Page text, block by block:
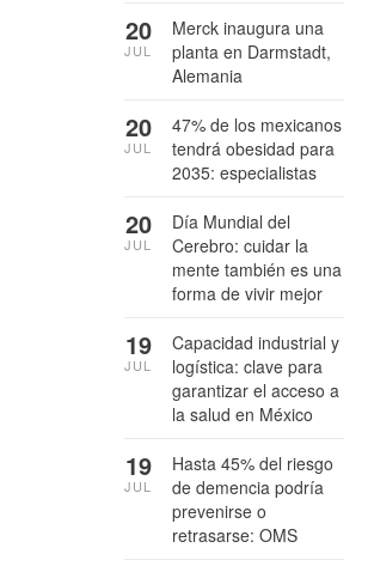
Merck inaugura una
planta en Darmstadt,
Alemania
20
JUL
47% de los mexicanos
tendrá obesidad para
2035: especialistas
20
JUL
Día Mundial del
Cerebro: cuidar la
mente también es una
forma de vivir mejor
20
JUL
Capacidad industrial y
logística: clave para
garantizar el acceso a
la salud en México
19
JUL
Hasta 45% del riesgo
de demencia podría
prevenirse o
retrasarse: OMS
19
JUL